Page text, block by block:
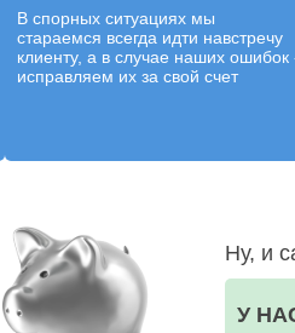
В спорных ситуациях мы
стараемся всегда идти навстречу
клиенту, а в случае наших ошибок
исправляем их за свой счет
Ну, и
У